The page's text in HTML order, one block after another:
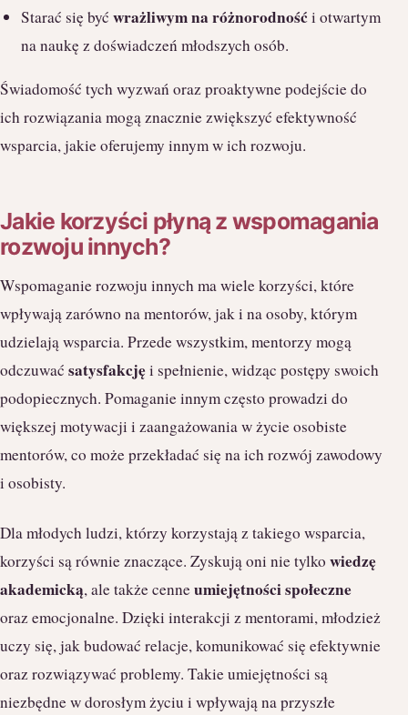
Starać się byćwrażliwym na różnorodnośći otwartym
na naukę z doświadczeń młodszych osób.
Świadomość tych wyzwań oraz proaktywne podejście do
ich rozwiązania mogą znacznie zwiększyć efektywność
wsparcia, jakie oferujemy innym w ich rozwoju.
Jakie korzyści płyną z wspomagania
rozwoju innych?
Wspomaganie rozwoju innych ma wiele korzyści, które
wpływają zarówno na mentorów, jak i na osoby, którym
udzielają wsparcia. Przede wszystkim, mentorzy mogą
odczuwać satysfakcjęi spełnienie, widząc postępy swoich
podopiecznych. Pomaganie innym często prowadzi do
większej motywacji i zaangażowania w życie osobiste
mentorów, co może przekładać się na ich rozwój zawodowy
i osobisty.
Dla młodych ludzi, którzy korzystają z takiego wsparcia,
korzyści są równie znaczące. Zyskują oni nie tylko wiedzę
akademicką, ale także cenneumiejętności społeczne
oraz emocjonalne. Dzięki interakcji z mentorami, młodzież
uczy się, jak budować relacje, komunikować się efektywnie
oraz rozwiązywać problemy. Takie umiejętności są
niezbędne w dorosłym życiu i wpływają na przyszłe